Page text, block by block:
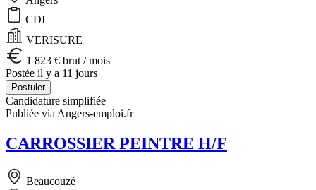
CDI
VERISURE
1 823 € brut / mois
Postée il y a 11 jours
Postuler
Candidature simplifiée
Publiée via Angers-emploi.fr
CARROSSIER PEINTRE H/F
Beaucouzé